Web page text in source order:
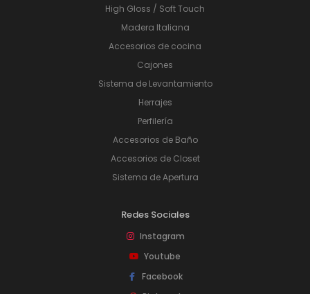
High Gloss / Soft Touch
Madera Italiana
Accesorios de cocina
Cajones
Sistema de Levantamiento
Herrajes
Perfilería
Accesorios de Baño
Accesorios de Closet
Sistema de Apertura
Redes Sociales
Instagram
Youtube
Facebook